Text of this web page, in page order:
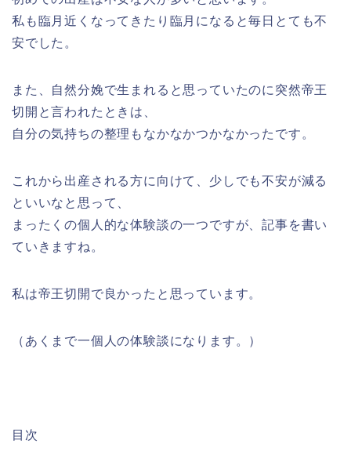
私も臨月近くなってきたり臨月になると毎日とても不
安でした。
また、自然分娩で生まれると思っていたのに突然帝王
切開と言われたときは、
自分の気持ちの整理もなかなかつかなかったです。
これから出産される方に向けて、少しでも不安が減る
といいなと思って、
まったくの個人的な体験談の一つですが、記事を書い
ていきますね。
私は帝王切開で良かったと思っています。
（あくまで一個人の体験談になります。）
目次